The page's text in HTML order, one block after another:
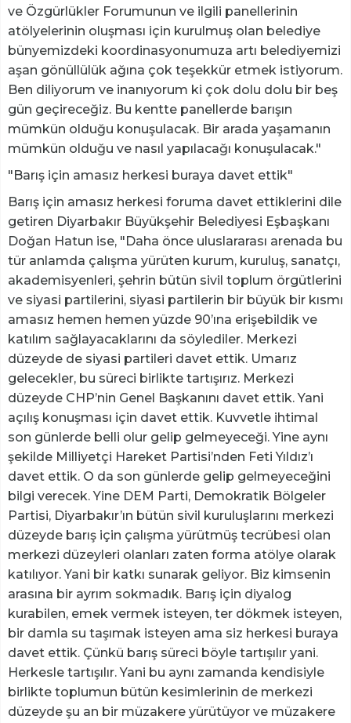
ve Özgürlükler Forumunun ve ilgili panellerinin
atölyelerinin oluşması için kurulmuş olan belediye
bünyemizdeki koordinasyonumuza artı belediyemizi
aşan gönüllülük ağına çok teşekkür etmek istiyorum.
Ben diliyorum ve inanıyorum ki çok dolu dolu bir beş
gün geçireceğiz. Bu kentte panellerde barışın
mümkün olduğu konuşulacak. Bir arada yaşamanın
mümkün olduğu ve nasıl yapılacağı konuşulacak."
"Barış için amasız herkesi buraya davet ettik"
Barış için amasız herkesi foruma davet ettiklerini dile
getiren Diyarbakır Büyükşehir Belediyesi Eşbaşkanı
Doğan Hatun ise, "Daha önce uluslararası arenada bu
tür anlamda çalışma yürüten kurum, kuruluş, sanatçı,
akademisyenleri, şehrin bütün sivil toplum örgütlerini
ve siyasi partilerini, siyasi partilerin bir büyük bir kısmı
amasız hemen hemen yüzde 90’ına erişebildik ve
katılım sağlayacaklarını da söylediler. Merkezi
düzeyde de siyasi partileri davet ettik. Umarız
gelecekler, bu süreci birlikte tartışırız. Merkezi
düzeyde CHP’nin Genel Başkanını davet ettik. Yani
açılış konuşması için davet ettik. Kuvvetle ihtimal
son günlerde belli olur gelip gelmeyeceği. Yine aynı
şekilde Milliyetçi Hareket Partisi’nden Feti Yıldız’ı
davet ettik. O da son günlerde gelip gelmeyeceğini
bilgi verecek. Yine DEM Parti, Demokratik Bölgeler
Partisi, Diyarbakır’ın bütün sivil kuruluşlarını merkezi
düzeyde barış için çalışma yürütmüş tecrübesi olan
merkezi düzeyleri olanları zaten forma atölye olarak
katılıyor. Yani bir katkı sunarak geliyor. Biz kimsenin
arasına bir ayrım sokmadık. Barış için diyalog
kurabilen, emek vermek isteyen, ter dökmek isteyen,
bir damla su taşımak isteyen ama siz herkesi buraya
davet ettik. Çünkü barış süreci böyle tartışılır yani.
Herkesle tartışılır. Yani bu aynı zamanda kendisiyle
birlikte toplumun bütün kesimlerinin de merkezi
düzeyde şu an bir müzakere yürütüyor ve müzakere